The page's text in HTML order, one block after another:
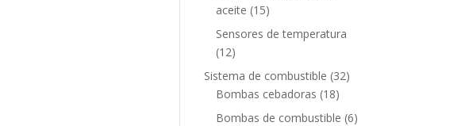
aceite 1515
productos
Sensores de temperatura
1212
productos
Sistema de combustible 3232
Bombas cebadoras 1818
productos
Bombas de combustible 66